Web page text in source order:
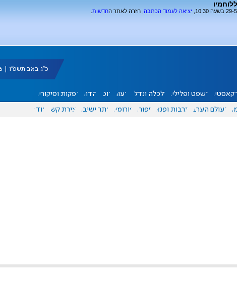
יציאה לעמוד הכתבה , חזרה לאתר החדשות